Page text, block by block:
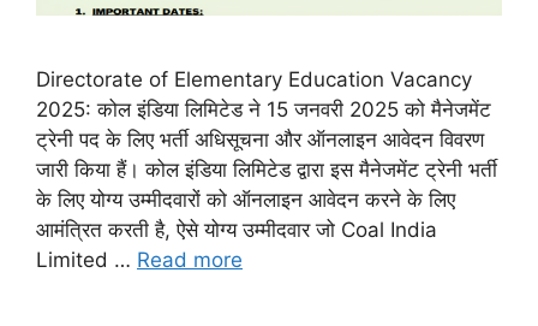
Directorate of Elementary Education Vacancy
2025: कोल इंडिया लिमिटेड ने 15 जनवरी 2025 को मैनेजमेंट
ट्रेनी पद के लिए भर्ती अधिसूचना और ऑनलाइन आवेदन विवरण
जारी किया हैं। कोल इंडिया लिमिटेड द्वारा इस मैनेजमेंट ट्रेनी भर्ती
के लिए योग्य उम्मीदवारों को ऑनलाइन आवेदन करने के लिए
आमंत्रित करती है, ऐसे योग्य उम्मीदवार जो Coal India
Limited … Read more